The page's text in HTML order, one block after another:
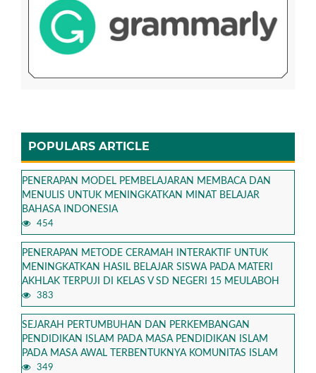
POPULARS ARTICLE
PENERAPAN MODEL PEMBELAJARAN MEMBACA DAN
MENULIS UNTUK MENINGKATKAN MINAT BELAJAR
BAHASA INDONESIA
454
PENERAPAN METODE CERAMAH INTERAKTIF UNTUK
MENINGKATKAN HASIL BELAJAR SISWA PADA MATERI
AKHLAK TERPUJI DI KELAS V SD NEGERI 15 MEULABOH
383
SEJARAH PERTUMBUHAN DAN PERKEMBANGAN
PENDIDIKAN ISLAM PADA MASA PENDIDIKAN ISLAM
PADA MASA AWAL TERBENTUKNYA KOMUNITAS ISLAM
349